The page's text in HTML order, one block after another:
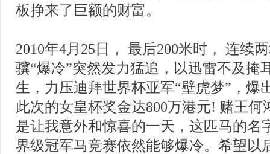
板挣来了巨额的财富。
2010年4月25日， 最后200米时， 连续
骥“爆冷”突然发力猛追，以迅雷不及掩
生，力压迪拜世界杯亚军“壁虎梦”，爆
此次的女皇杯奖金达800万港元! 赌王何
是让我意外和惊喜的一天，这匹马的名
界级冠军马竞赛依然能够爆冷。希望以